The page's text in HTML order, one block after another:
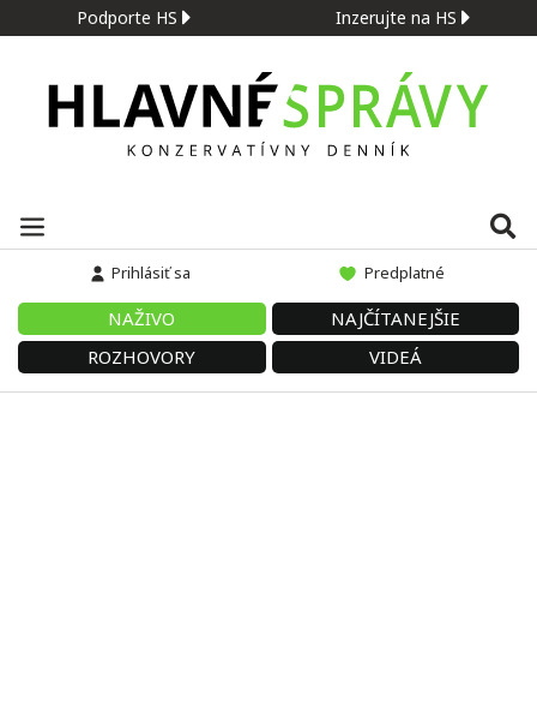
Podporte HS Inzerujte na HS
Prihlásiť sa Predplatné
NAŽIVO
NAJČÍTANEJŠIE
ROZHOVORY
VIDEÁ